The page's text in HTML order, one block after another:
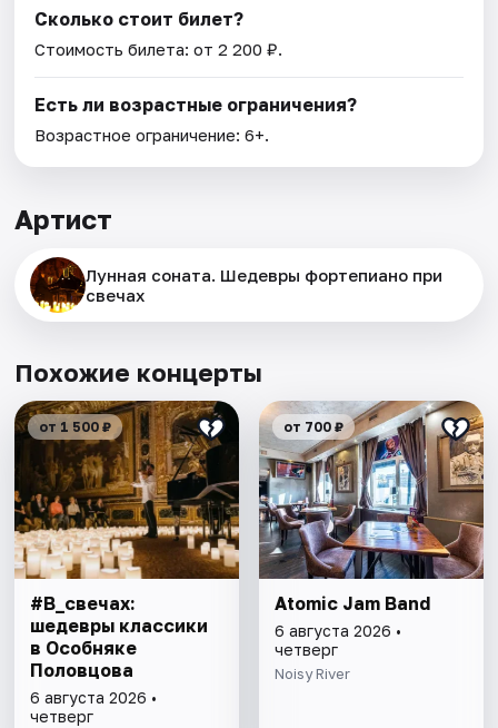
Сколько стоит билет?
Стоимость билета: от 2 200 ₽.
Есть ли возрастные ограничения?
Возрастное ограничение: 6+.
Артист
Лунная соната. Шедевры фортепиано при
свечах
Похожие концерты
от 1 500 ₽
#В_свечах:
шедевры классики
в Особняке
Половцова
6 августа 2026 •
четверг
от 700 ₽
Atomic Jam Band
6 августа 2026 •
четверг
Noisy River